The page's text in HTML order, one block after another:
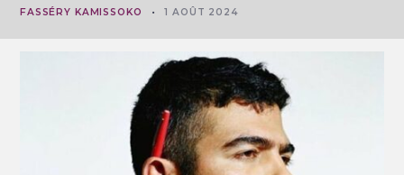
FASSÉRY KAMISSOKO 1 AOÛT 2024